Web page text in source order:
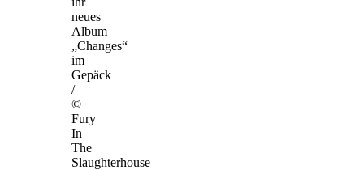
neues
Album
„Changes“
im
Gepäck
/
©
Fury
In
The
Slaughterhouse